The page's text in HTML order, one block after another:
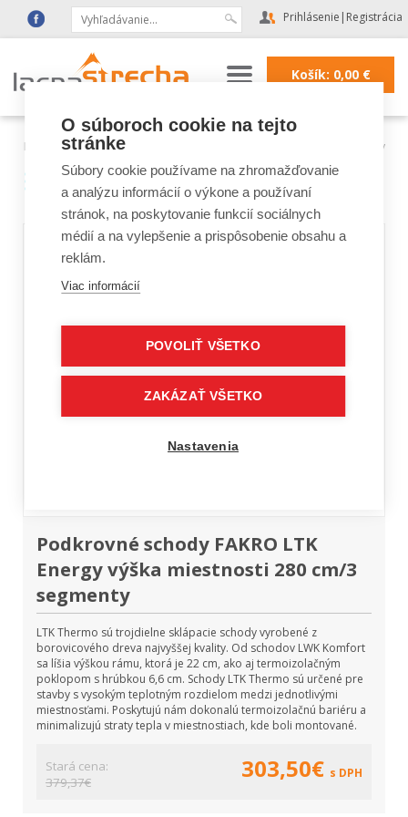
Prihlásenie | Registrácia
Košík: 0,00€
Lacná strecha|Podkrovné schody FAKRO FAKRO schody LTK Energy
FAKRO schody LTK Energy
Podkrovné schody FAKRO LTK
Energy výška miestnosti 280 cm/3
segmenty
LTK Thermo sú trojdielne sklápacie schody vyrobené z
borovicového dreva najvyššej kvality. Od schodov LWK Komfort
sa líšia výškou rámu, ktorá je 22 cm, ako aj termoizolačným
poklopom s hrúbkou 6,6 cm. Schody LTK Thermo sú určené pre
stavby s vysokým teplotným rozdielom medzi jednotlivými
miestnosťami. Poskytujú nám dokonalú termoizolačnú bariéru a
minimalizujú straty tepla v miestnostiach, kde boli montované.
Stará cena:
379,37€
303,50€ s DPH
O súboroch cookie na tejto
stránke
Súbory cookie používame na zhromažďovanie
a analýzu informácií o výkone a používaní
stránok, na poskytovanie funkcií sociálnych
médií a na vylepšenie a prispôsobenie obsahu a
reklám.
Viac informácií
POVOLIŤ VŠETKO
ZAKÁZAŤ VŠETKO
Nastavenia